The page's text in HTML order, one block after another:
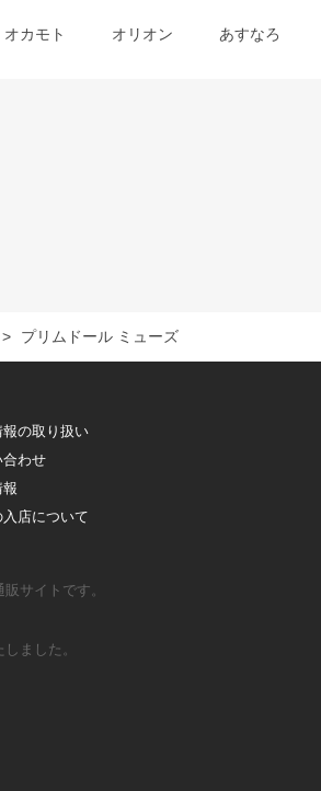
オカモト オリオン あすなろ
> プリムドール ミューズ
報の取り扱い
合わせ
報
入店について
サイトです。
ました。